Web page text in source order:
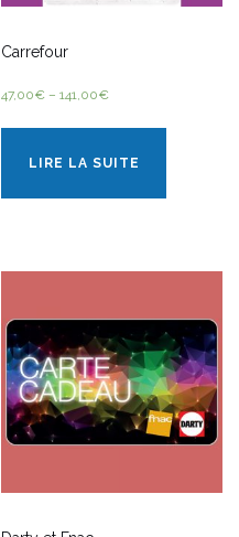
Carrefour
47,00€ –141,00€
LIRE LA SUITE